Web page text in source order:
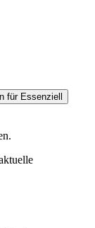
für Essenziell